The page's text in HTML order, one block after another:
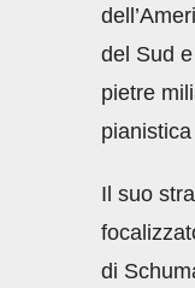
del Sud
pietre
Il suo
di